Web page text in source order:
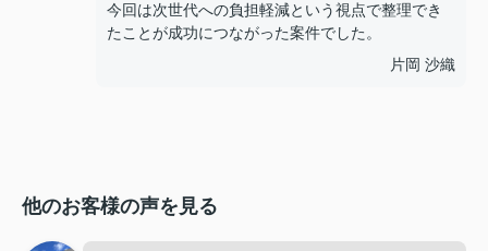
今回は次世代への負担軽減という視点で整理でき
たことが成功につながった案件でした。
片岡 沙織
他のお客様の声を見る